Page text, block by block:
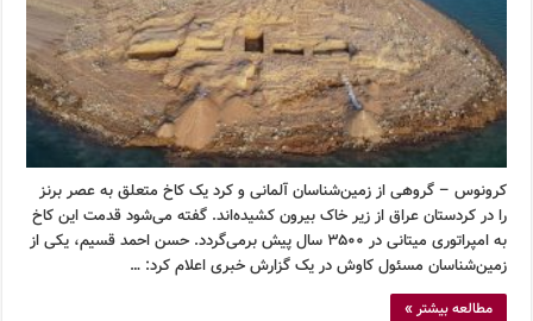
کرونوس – گروهی از زمین‌شناسان آلمانی و کرد یک کاخ متعلق به عصر برنز
را در کردستان عراق از زیر خاک بیرون کشیده‌اند. گفته می‌شود قدمت این کاخ
به امپراتوری میتانی در ۳۵۰۰ سال پیش برمی‌گردد. حسن احمد قسیم، یکی از
زمین‌شناسان مسئول کاوش در یک گزارش خبری اعلام کرد: …
مطالعه بیشتر »